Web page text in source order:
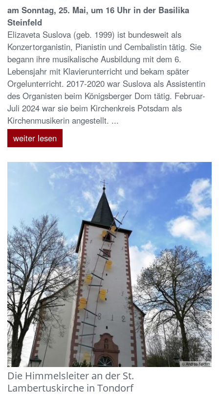
am Sonntag, 25. Mai, um 16 Uhr in der Basilika
Steinfeld
Elizaveta Suslova (geb. 1999) ist bundesweit als
Konzertorganistin, Pianistin und Cembalistin tätig. Sie
begann ihre musikalische Ausbildung mit dem 6.
Lebensjahr mit Klavierunterricht und bekam später
Orgelunterricht. 2017-2020 war Suslova als Assistentin
des Organisten beim Königsberger Dom tätig. Februar-
Juli 2024 war sie beim Kirchenkreis Potsdam als
Kirchenmusikerin angestellt. ...
weiter lesen
© Andrea Felden
Die Himmelsleiter an der St.
Lambertuskirche in Tondorf